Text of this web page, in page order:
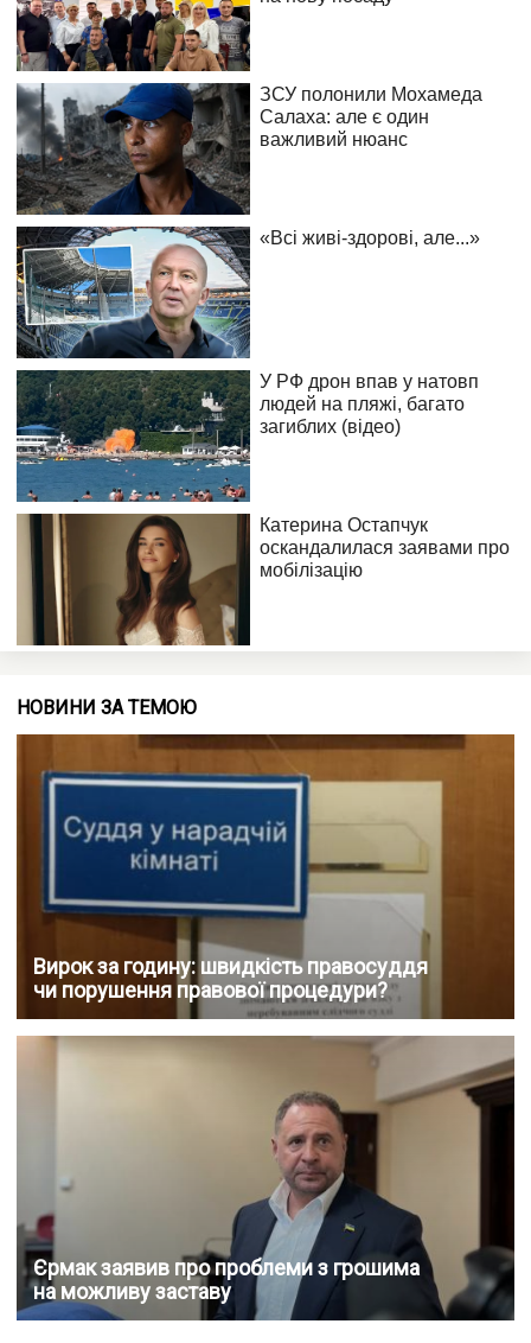
НОВИНИ ЗА ТЕМОЮ
Вирок за годину: швидкість правосуддя
чи порушення правової процедури?
Єрмак заявив про проблеми з грошима
на можливу заставу